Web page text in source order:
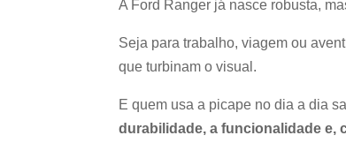
A Ford Ranger já nasce robusta,
Seja para trabalho, viagem ou
que turbinam o visual.
E quem usa a picape no dia a dia
durabilidade, a funcionalidade e,